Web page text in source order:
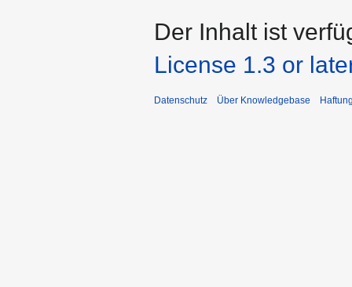
Der Inhalt ist
License 1.3 or
Datenschutz Über Knowledgebase